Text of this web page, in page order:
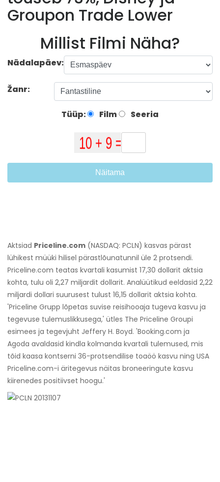
Groupon Trade Lower
Millist Filmi Näha?
Nädalapäev:
Žanr:
Tüüp: Film Seeria
Näitama
Aktsiad Priceline.com (NASDAQ: PCLN) kasvas pärast
lühikest müüki hilisel pärastlõunatunnil üle 2 protsendi.
Priceline.com teatas kvartali kasumist 17,30 dollarit aktsia
kohta, tulu oli 2,27 miljardit dollarit. Analüütikud eeldasid 2,22
miljardi dollari suurusest tulust 16,15 dollarit aktsia kohta.
'Priceline Grupp lõpetas suvise reisihooaja tugeva kasvu ja
tegevuse tulemuslikkusega,' ütles The Priceline Groupi
esimees ja tegevjuht Jeffery H. Boyd. 'Booking.com ja
Agoda avaldasid kindla kolmanda kvartali tulemused, mis
tõid kaasa kontserni 36-protsendilise toaöö kasvu ning USA
Priceline.com-i äritegevus näitas broneeringute kasvu
kiirenedes positiivset hoogu.'